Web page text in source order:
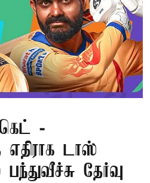
-
எதிராக டாஸ்
தேர்வு